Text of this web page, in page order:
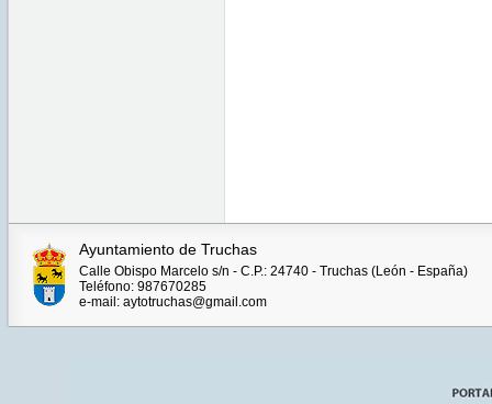
Ayuntamiento de Truchas
Calle Obispo Marcelo s/n - C.P.: 24740 - Truchas (León - España)
Teléfono: 987670285
e-mail: aytotruchas@gmail.com